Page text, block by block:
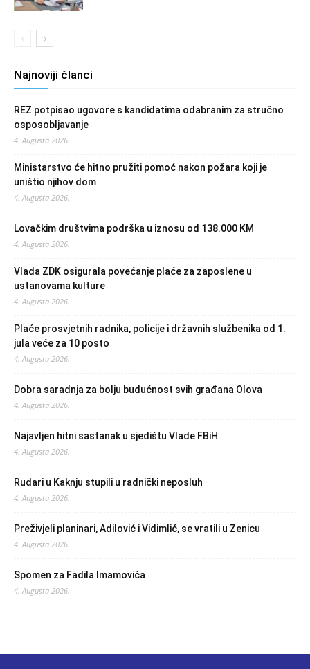
Najnoviji članci
REZ potpisao ugovore s kandidatima odabranim za stručno
osposobljavanje
4. Augusta 2026.
Ministarstvo će hitno pružiti pomoć nakon požara koji je
uništio njihov dom
4. Augusta 2026.
Lovačkim društvima podrška u iznosu od 138.000 KM
4. Augusta 2026.
Vlada ZDK osigurala povećanje plaće za zaposlene u
ustanovama kulture
4. Augusta 2026.
Plaće prosvjetnih radnika, policije i državnih službenika od 1.
jula veće za 10 posto
4. Augusta 2026.
Dobra saradnja za bolju budućnost svih građana Olova
4. Augusta 2026.
Najavljen hitni sastanak u sjedištu Vlade FBiH
4. Augusta 2026.
Rudari u Kaknju stupili u radnički neposluh
4. Augusta 2026.
Preživjeli planinari, Adilović i Vidimlić, se vratili u Zenicu
4. Augusta 2026.
Spomen za Fadila Imamovića
4. Augusta 2026.